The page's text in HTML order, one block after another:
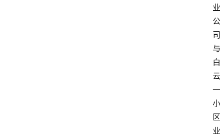
业
公
司
与
白
云
一
小
区
业